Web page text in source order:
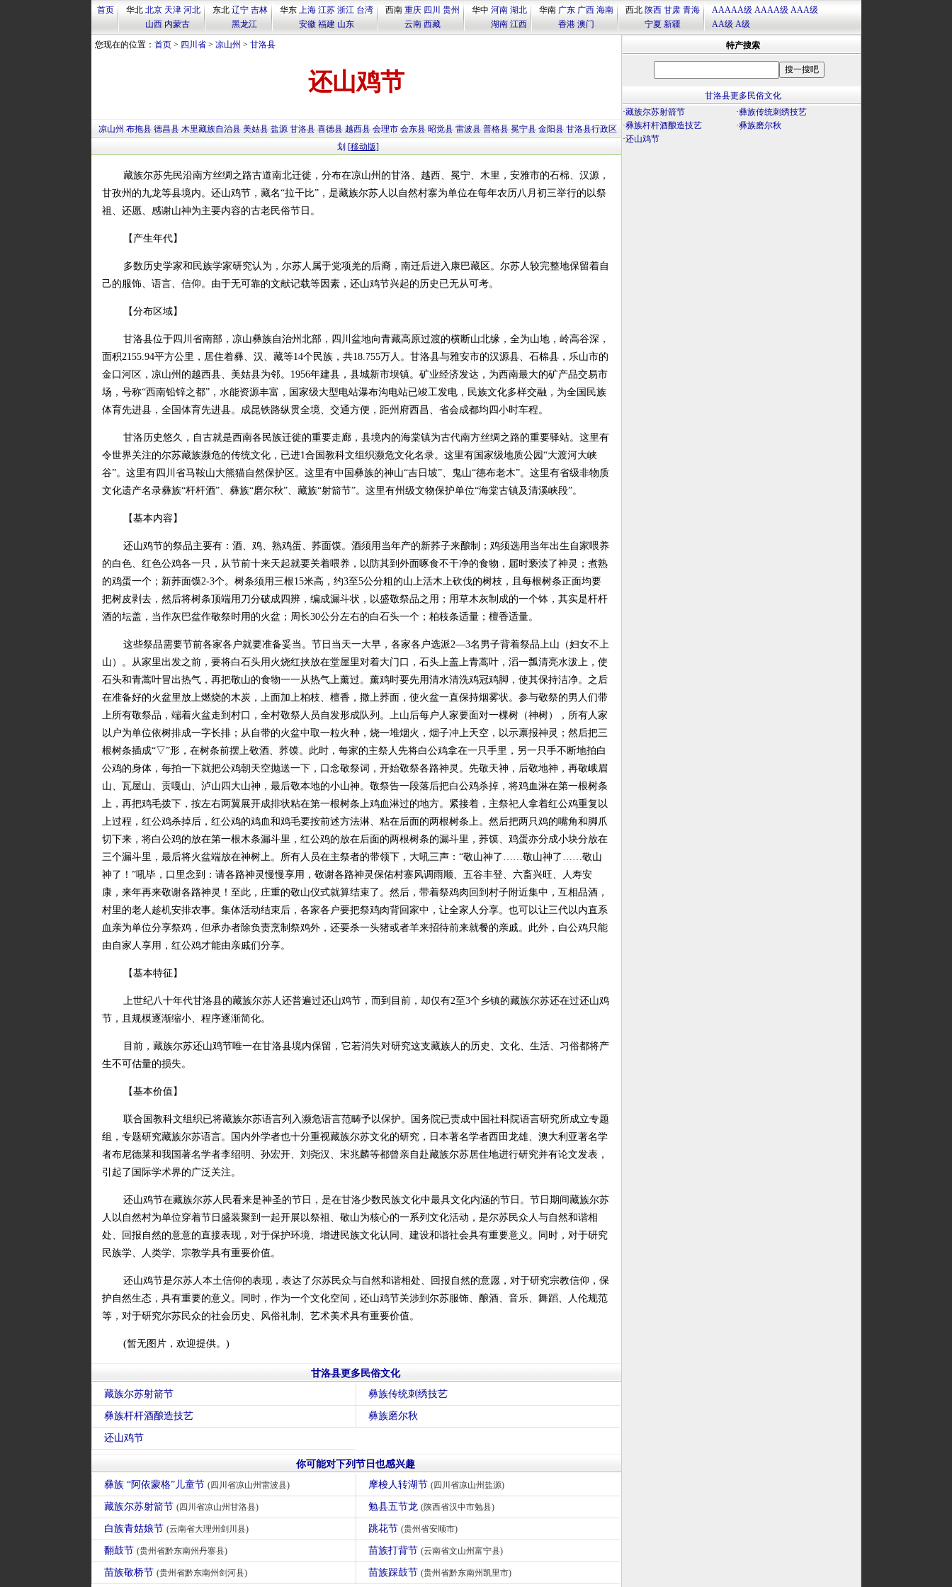
首页 华北 北京 天津 河北
山西 内蒙古
东北 辽宁 吉林
黑龙江
华东 上海 江苏 浙江 台湾
安徽 福建 山东
西南 重庆 四川 贵州
云南 西藏
华中 河南 湖北
湖南 江西
华南 广东 广西 海南
香港 澳门
西北 陕西 甘肃 青海
宁夏 新疆
AAAAA级 AAAA级 AAA级
AA级 A级
您现在的位置： 首页> 四川省> 凉山州 > 甘洛县
还山鸡节
凉山州 布拖县 德昌县 木里藏族自治县 美姑县 盐源 甘洛县 喜德县 越西县 会理市 会东县 昭觉县 雷波县 普格县 冕宁县 金阳县 甘洛县行政区
划 [移动版]
藏族尔苏先民沿南方丝绸之路古道南北迁徙，分布在凉山州的甘洛、越西、冕宁、木里，安雅市的石棉、汉源，
甘孜州的九龙等县境内。还山鸡节，藏名“拉干比”，是藏族尔苏人以自然村寨为单位在每年农历八月初三举行的以祭
祖、还愿、感谢山神为主要内容的古老民俗节日。
【产生年代】
多数历史学家和民族学家研究认为，尔苏人属于党项羌的后裔，南迁后进入康巴藏区。尔苏人较完整地保留着自
己的服饰、语言、信仰。由于无可靠的文献记载等因素，还山鸡节兴起的历史已无从可考。
【分布区域】
甘洛县位于四川省南部，凉山彝族自治州北部，四川盆地向青藏高原过渡的横断山北缘，全为山地，岭高谷深，
面积2155.94平方公里，居住着彝、汉、藏等14个民族，共18.755万人。甘洛县与雅安市的汉源县、石棉县，乐山市的
金口河区，凉山州的越西县、美姑县为邻。1956年建县，县城新市坝镇。矿业经济发达，为西南最大的矿产品交易市
场，号称“西南铅锌之都”，水能资源丰富，国家级大型电站瀑布沟电站已竣工发电，民族文化多样交融，为全国民族
体育先进县，全国体育先进县。成昆铁路纵贯全境、交通方便，距州府西昌、省会成都均四小时车程。
甘洛历史悠久，自古就是西南各民族迁徙的重要走廊，县境内的海棠镇为古代南方丝绸之路的重要驿站。这里有
令世界关注的尔苏藏族濒危的传统文化，已进1合国教科文组织濒危文化名录。这里有国家级地质公园“大渡河大峡
谷”。这里有四川省马鞍山大熊猫自然保护区。这里有中国彝族的神山“吉日坡”、鬼山“德布老木”。这里有省级非物质
文化遗产名录彝族“杆杆酒”、彝族“磨尔秋”、藏族“射箭节”。这里有州级文物保护单位“海棠古镇及清溪峡段”。
【基本内容】
还山鸡节的祭品主要有：酒、鸡、熟鸡蛋、荞面馍。酒须用当年产的新荞子来酿制；鸡须选用当年出生自家喂养
的白色、红色公鸡各一只，从节前十来天起就要关着喂养，以防其到外面啄食不干净的食物，届时亵渎了神灵；煮熟
的鸡蛋一个；新荞面馍2-3个。树条须用三根15米高，约3至5公分粗的山上活木上砍伐的树枝，且每根树条正面均要
把树皮剥去，然后将树条顶端用刀分破成四辨，编成漏斗状，以盛敬祭品之用；用草木灰制成的一个钵，其实是杆杆
酒的坛盖，当作灰巴盆作敬祭时用的火盆；周长30公分左右的白石头一个；柏枝条适量；檀香适量。
这些祭品需要节前各家各户就要准备妥当。节日当天一大早，各家各户选派2—3名男子背着祭品上山（妇女不上
山）。从家里出发之前，要将白石头用火烧红挟放在堂屋里对着大门口，石头上盖上青蒿叶，滔一瓢清亮水泼上，使
石头和青蒿叶冒出热气，再把敬山的食物一一从热气上薰过。薰鸡时要先用清水清洗鸡冠鸡脚，使其保持洁净。之后
在准备好的火盆里放上燃烧的木炭，上面加上柏枝、檀香，撒上荞面，使火盆一直保持烟雾状。参与敬祭的男人们带
上所有敬祭品，端着火盆走到村口，全村敬祭人员自发形成队列。上山后每户人家要面对一棵树（神树），所有人家
以户为单位依树排成一字长排；从自带的火盆中取一粒火种，烧一堆烟火，烟子冲上天空，以示禀报神灵；然后把三
根树条插成“▽”形，在树条前摆上敬酒、荞馍。此时，每家的主祭人先将白公鸡拿在一只手里，另一只手不断地拍白
公鸡的身体，每拍一下就把公鸡朝天空抛送一下，口念敬祭词，开始敬祭各路神灵。先敬天神，后敬地神，再敬峨眉
山、瓦屋山、贡嘎山、泸山四大山神，最后敬本地的小山神。敬祭告一段落后把白公鸡杀掉，将鸡血淋在第一根树条
上，再把鸡毛拨下，按左右两翼展开成排状粘在第一根树条上鸡血淋过的地方。紧接着，主祭祀人拿着红公鸡重复以
上过程，红公鸡杀掉后，红公鸡的鸡血和鸡毛要按前述方法淋、粘在后面的两根树条上。然后把两只鸡的嘴角和脚爪
切下来，将白公鸡的放在第一根木条漏斗里，红公鸡的放在后面的两根树条的漏斗里，荞馍、鸡蛋亦分成小块分放在
三个漏斗里，最后将火盆端放在神树上。所有人员在主祭者的带领下，大吼三声：“敬山神了……敬山神了……敬山
神了！”吼毕，口里念到：请各路神灵慢慢享用，敬谢各路神灵保佑村寨风调雨顺、五谷丰登、六畜兴旺、人寿安
康，来年再来敬谢各路神灵！至此，庄重的敬山仪式就算结束了。然后，带着祭鸡肉回到村子附近集中，互相品酒，
村里的老人趁机安排农事。集体活动结束后，各家各户要把祭鸡肉背回家中，让全家人分享。也可以让三代以内直系
血亲为单位分享祭鸡，但承办者除负责烹制祭鸡外，还要杀一头猪或者羊来招待前来就餐的亲戚。此外，白公鸡只能
由自家人享用，红公鸡才能由亲戚们分享。
【基本特征】
上世纪八十年代甘洛县的藏族尔苏人还普遍过还山鸡节，而到目前，却仅有2至3个乡镇的藏族尔苏还在过还山鸡
节，且规模逐渐缩小、程序逐渐简化。
目前，藏族尔苏还山鸡节唯一在甘洛县境内保留，它若消失对研究这支藏族人的历史、文化、生活、习俗都将产
生不可估量的损失。
【基本价值】
联合国教科文组织已将藏族尔苏语言列入濒危语言范畴予以保护。国务院已责成中国社科院语言研究所成立专题
组，专题研究藏族尔苏语言。国内外学者也十分重视藏族尔苏文化的研究，日本著名学者西田龙雄、澳大利亚著名学
者布尼德莱和我国著名学者李绍明、孙宏开、刘尧汉、宋兆麟等都曾亲自赴藏族尔苏居住地进行研究并有论文发表，
引起了国际学术界的广泛关注。
还山鸡节在藏族尔苏人民看来是神圣的节日，是在甘洛少数民族文化中最具文化内涵的节日。节日期间藏族尔苏
人以自然村为单位穿着节日盛装聚到一起开展以祭祖、敬山为核心的一系列文化活动，是尔苏民众人与自然和谐相
处、回报自然的意意的直接表现，对于保护环境、增进民族文化认同、建设和谐社会具有重要意义。同时，对于研究
民族学、人类学、宗教学具有重要价值。
还山鸡节是尔苏人本土信仰的表现，表达了尔苏民众与自然和谐相处、回报自然的意愿，对于研究宗教信仰，保
护自然生态，具有重要的意义。同时，作为一个文化空间，还山鸡节关涉到尔苏服饰、酿酒、音乐、舞蹈、人伦规范
等，对于研究尔苏民众的社会历史、风俗礼制、艺术美术具有重要价值。
(暂无图片，欢迎提供。)
甘洛县更多民俗文化
藏族尔苏射箭节
彝族传统刺绣技艺
彝族杆杆酒酿造技艺 彝族磨尔秋
还山鸡节
你可能对下列节日也感兴趣
彝族 “阿依蒙格”儿童节 (四川省凉山州雷波县) 摩梭人转湖节 (四川省凉山州盐源)
藏族尔苏射箭节 (四川省凉山州甘洛县) 勉县五节龙 (陕西省汉中市勉县)
白族青姑娘节 (云南省大理州剑川县) 跳花节 (贵州省安顺市)
翻鼓节 (贵州省黔东南州丹寨县) 苗族打背节 (云南省文山州富宁县)
苗族敬桥节 (贵州省黔东南州剑河县) 苗族踩鼓节 (贵州省黔东南州凯里市)
特产搜索
甘洛县更多民俗文化
·藏族尔苏射箭节 ·彝族传统刺绣技艺
·彝族杆杆酒酿造技艺 ·彝族磨尔秋
·还山鸡节